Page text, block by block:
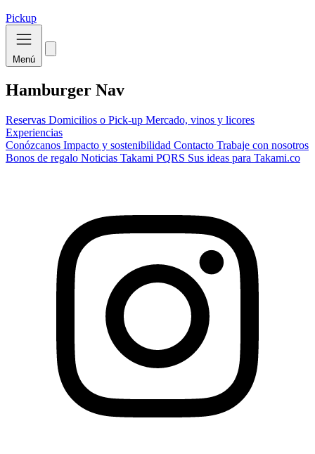
Pickup
Menú
Hamburger Nav
Reservas Domicilios o Pick-up Mercado, vinos y licores
Experiencias
Conózcanos Impacto y sostenibilidad Contacto Trabaje con nosotros
Bonos de regalo Noticias Takami PQRS Sus ideas para Takami.co